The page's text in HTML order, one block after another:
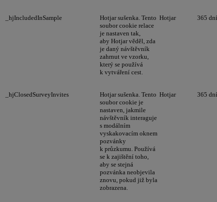
_hjIncludedInSample
Hotjar sušenka. Tento
soubor cookie relace
je nastaven tak,
aby Hotjar věděl, zda
je daný návštěvník
zahrnut ve vzorku,
který se používá
k vytváření cest.
Hotjar 365 dní
_hjClosedSurveyInvites
Hotjar sušenka. Tento
soubor cookie je
nastaven, jakmile
návštěvník interaguje
s modálním
vyskakovacím oknem
pozvánky
k průzkumu. Používá
se k zajištění toho,
aby se stejná
pozvánka neobjevila
znovu, pokud již byla
zobrazena.
Hotjar 365 dní